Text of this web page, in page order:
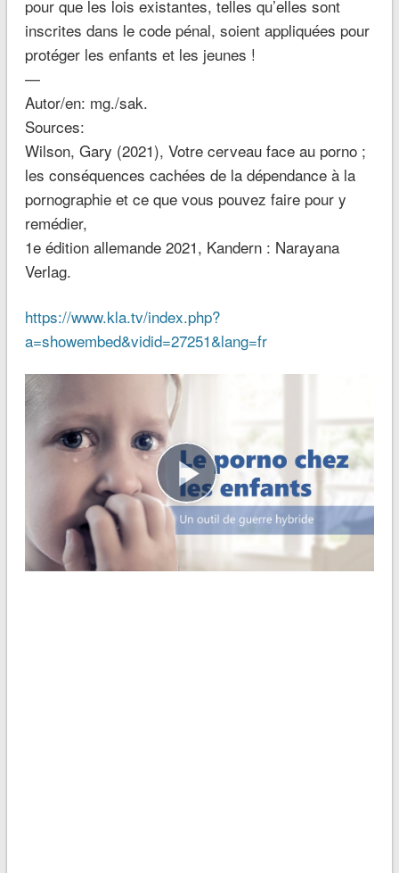
pour que les lois existantes, telles qu’elles sont
inscrites dans le code pénal, soient appliquées pour
protéger les enfants et les jeunes !
—
Autor/en: mg./sak.
Sources:
Wilson, Gary (2021), Votre cerveau face au porno ;
les conséquences cachées de la dépendance à la
pornographie et ce que vous pouvez faire pour y
remédier,
1e édition allemande 2021, Kandern : Narayana
Verlag.
https://www.kla.tv/index.php?
a=showembed&vidid=27251&lang=fr